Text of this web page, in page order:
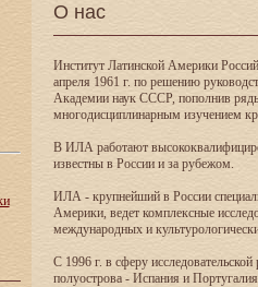
О нас
Институт Латинской Америки
апреля 1961 г. по решению
Академии наук СССР, пополнив
многодисциплинарным изучением
В ИЛА работают
известны в России и за рубежом.
ИЛА - крупнейший в России
Америки, ведет комплексные
международных и
С 1996 г. в сферу
полуострова - Испания и